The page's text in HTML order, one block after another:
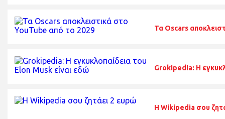
Τα Oscars
Grokipedia: Η
H Wikipedia σου